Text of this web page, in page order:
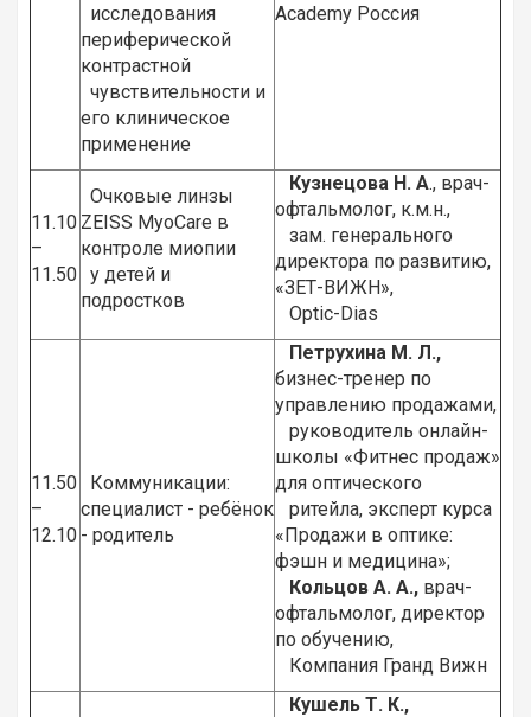
исследования
периферической
контрастной
чувствительности и
его клиническое
применение
Academy Россия
11.10
–
11.50
Очковые линзы
ZEISS MyoCare в
контроле миопии
у детей и
подростков
Кузнецова Н. А., врач-
офтальмолог, к.м.н.,
зам. генерального
директора по развитию,
«ЗЕТ-ВИЖН»,
Optic-Dias
11.50
–
12.10
Коммуникации:
специалист - ребёнок
- родитель
Петрухина М. Л.,
бизнес-тренер по
управлению продажами,
руководитель онлайн-
школы «Фитнес продаж»
для оптического
ритейла, эксперт курса
«Продажи в оптике:
фэшн и медицина»;
Кольцов А. А., врач-
офтальмолог, директор
по обучению,
Компания Гранд Вижн
Кушель Т. К.,